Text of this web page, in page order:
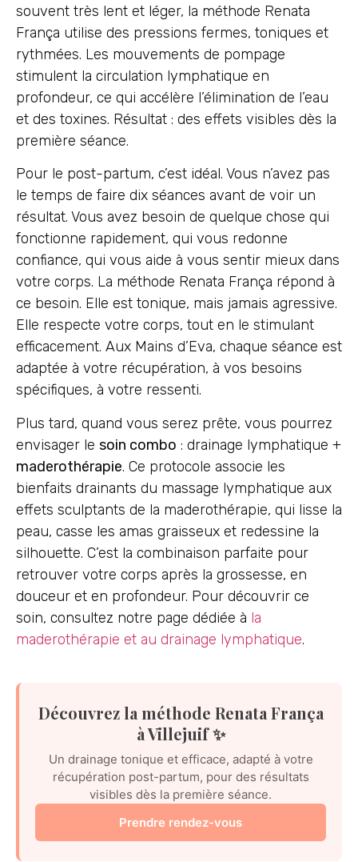
souvent très lent et léger, la méthode Renata
França utilise des pressions fermes, toniques et
rythmées. Les mouvements de pompage
stimulent la circulation lymphatique en
profondeur, ce qui accélère l’élimination de l’eau
et des toxines. Résultat : des effets visibles dès la
première séance.
Pour le post-partum, c’est idéal. Vous n’avez pas
le temps de faire dix séances avant de voir un
résultat. Vous avez besoin de quelque chose qui
fonctionne rapidement, qui vous redonne
confiance, qui vous aide à vous sentir mieux dans
votre corps. La méthode Renata França répond à
ce besoin. Elle est tonique, mais jamais agressive.
Elle respecte votre corps, tout en le stimulant
efficacement. Aux Mains d’Eva, chaque séance est
adaptée à votre récupération, à vos besoins
spécifiques, à votre ressenti.
Plus tard, quand vous serez prête, vous pourrez
envisager le soin combo : drainage lymphatique +
maderothérapie. Ce protocole associe les
bienfaits drainants du massage lymphatique aux
effets sculptants de la maderothérapie, qui lisse la
peau, casse les amas graisseux et redessine la
silhouette. C’est la combinaison parfaite pour
retrouver votre corps après la grossesse, en
douceur et en profondeur. Pour découvrir ce
soin, consultez notre page dédiée à la
maderothérapie et au drainage lymphatique.
Découvrez la méthode Renata França
à Villejuif ✨
Un drainage tonique et efficace, adapté à votre
récupération post-partum, pour des résultats
visibles dès la première séance.
Prendre rendez-vous